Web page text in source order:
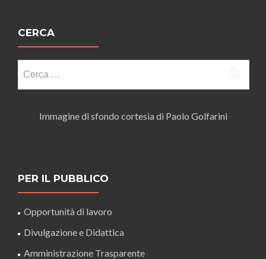
CERCA
per:
Immagine di sfondo cortesia di Paolo Golfarini
PER IL PUBBLICO
Opportunità di lavoro
Divulgazione e Didattica
Amministrazione Trasparente